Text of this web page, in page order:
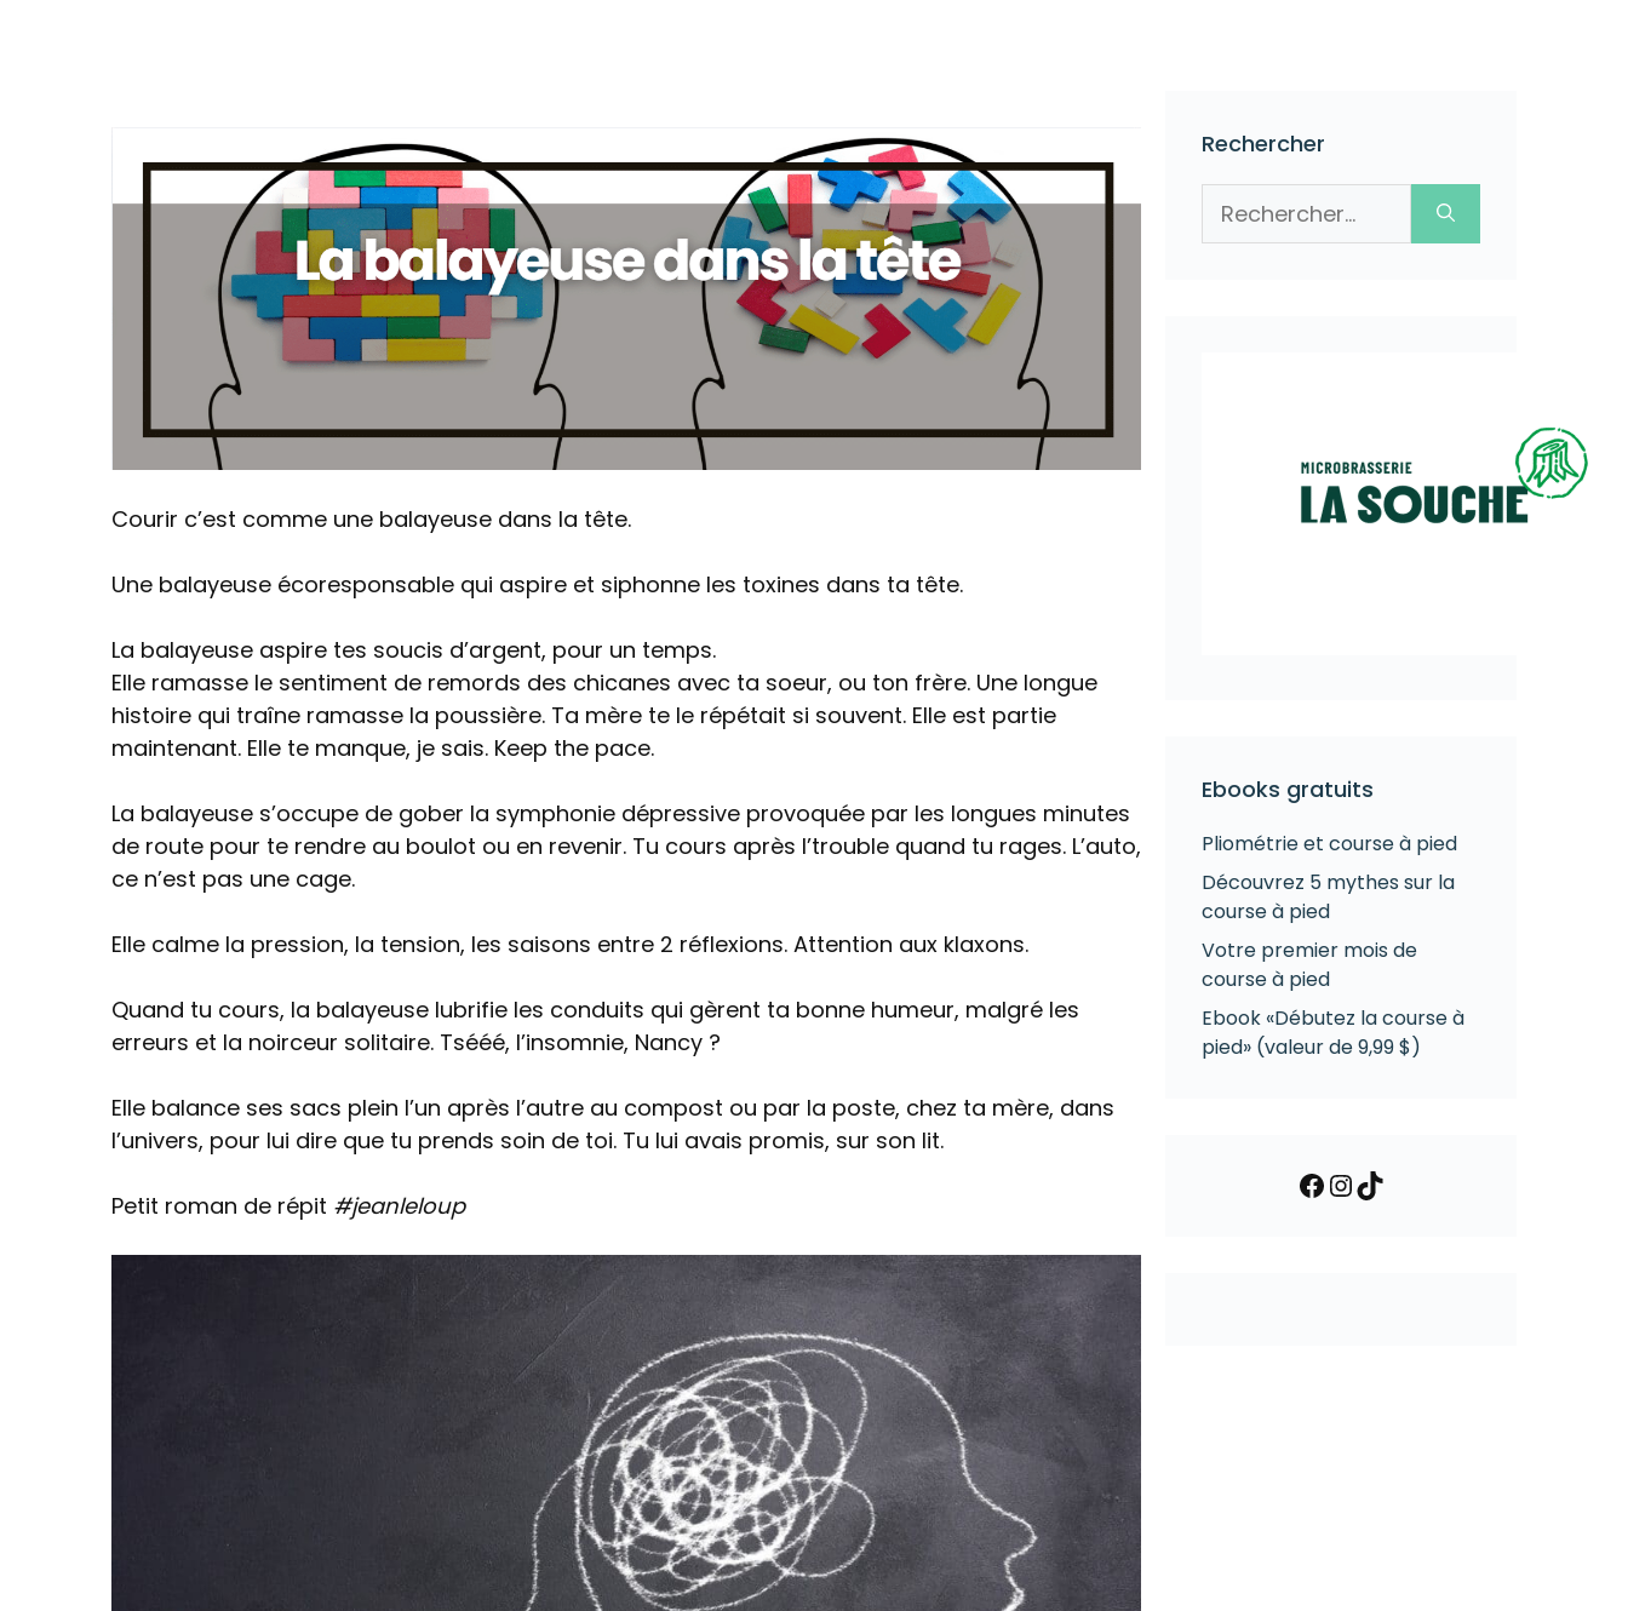
Courir c’est comme une balayeuse dans la tête.
Une balayeuse écoresponsable qui aspire et siphonne les toxines dans ta tête.
La balayeuse aspire tes soucis d’argent, pour un temps.
Elle ramasse le sentiment de remords des chicanes avec ta soeur, ou ton frère. Une longue
histoire qui traîne ramasse la poussière. Ta mère te le répétait si souvent. Elle est partie
maintenant. Elle te manque, je sais. Keep the pace.
La balayeuse s’occupe de gober la symphonie dépressive provoquée par les longues minutes
de route pour te rendre au boulot ou en revenir. Tu cours après l’trouble quand tu rages. L’auto,
ce n’est pas une cage.
Elle calme la pression, la tension, les saisons entre 2 réflexions. Attention aux klaxons.
Quand tu cours, la balayeuse lubrifie les conduits qui gèrent ta bonne humeur, malgré les
erreurs et la noirceur solitaire. Tsééé, l’insomnie, Nancy ?
Elle balance ses sacs plein l’un après l’autre au compost ou par la poste, chez ta mère, dans
l’univers, pour lui dire que tu prends soin de toi. Tu lui avais promis, sur son lit.
Petit roman de répit #jeanleloup
Rechercher
Ebooks gratuits
Pliométrie et course à pied
Découvrez 5 mythes sur la
course à pied
Votre premier mois de
course à pied
Ebook «Débutez la course à
pied» (valeur de 9,99 $)
Facebook
Instagram
TikTok